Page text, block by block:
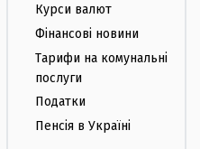
Курси валют
Фінансові новини
Тарифи на комунальні
послуги
Податки
Пенсія в Україні